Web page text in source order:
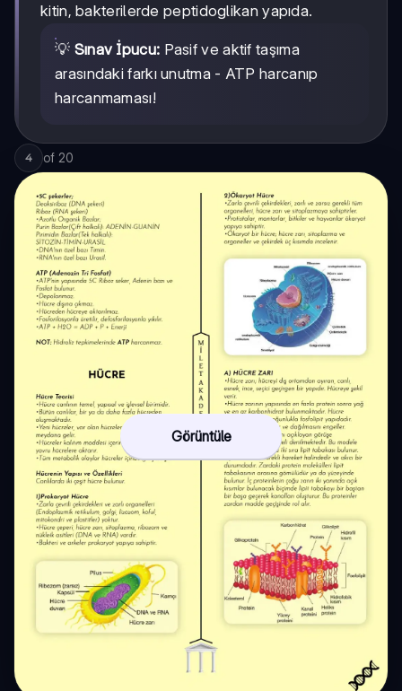
kitin, bakterilerde peptidoglikan yapıda.
💡 Sınav İpucu: Pasif ve aktif taşıma
arasındaki farkı unutma - ATP harcanıp
harcanmaması!
4 of 20
Görüntüle